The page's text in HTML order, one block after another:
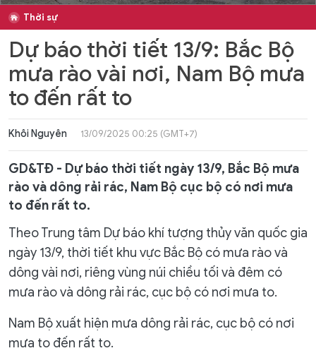
Thời sự
Dự báo thời tiết 13/9: Bắc Bộ
mưa rào vài nơi, Nam Bộ mưa
to đến rất to
Khôi Nguyên 13/09/2025 00:25 (GMT+7)
GD&TĐ - Dự báo thời tiết ngày 13/9, Bắc Bộ mưa
rào và dông rải rác, Nam Bộ cục bộ có nơi mưa
to đến rất to.
Theo Trung tâm Dự báo khí tượng thủy văn quốc gia
ngày 13/9, thời tiết khu vực Bắc Bộ có mưa rào và
dông vài nơi, riêng vùng núi chiều tối và đêm có
mưa rào và dông rải rác, cục bộ có nơi mưa to.
Nam Bộ xuất hiện mưa dông rải rác, cục bộ có nơi
mưa to đến rất to.